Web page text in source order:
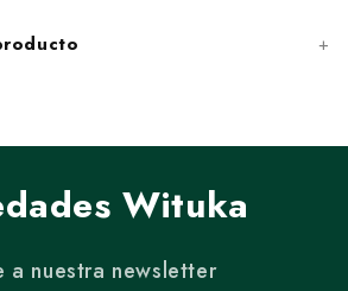
Wituka
a nuestra newsletter